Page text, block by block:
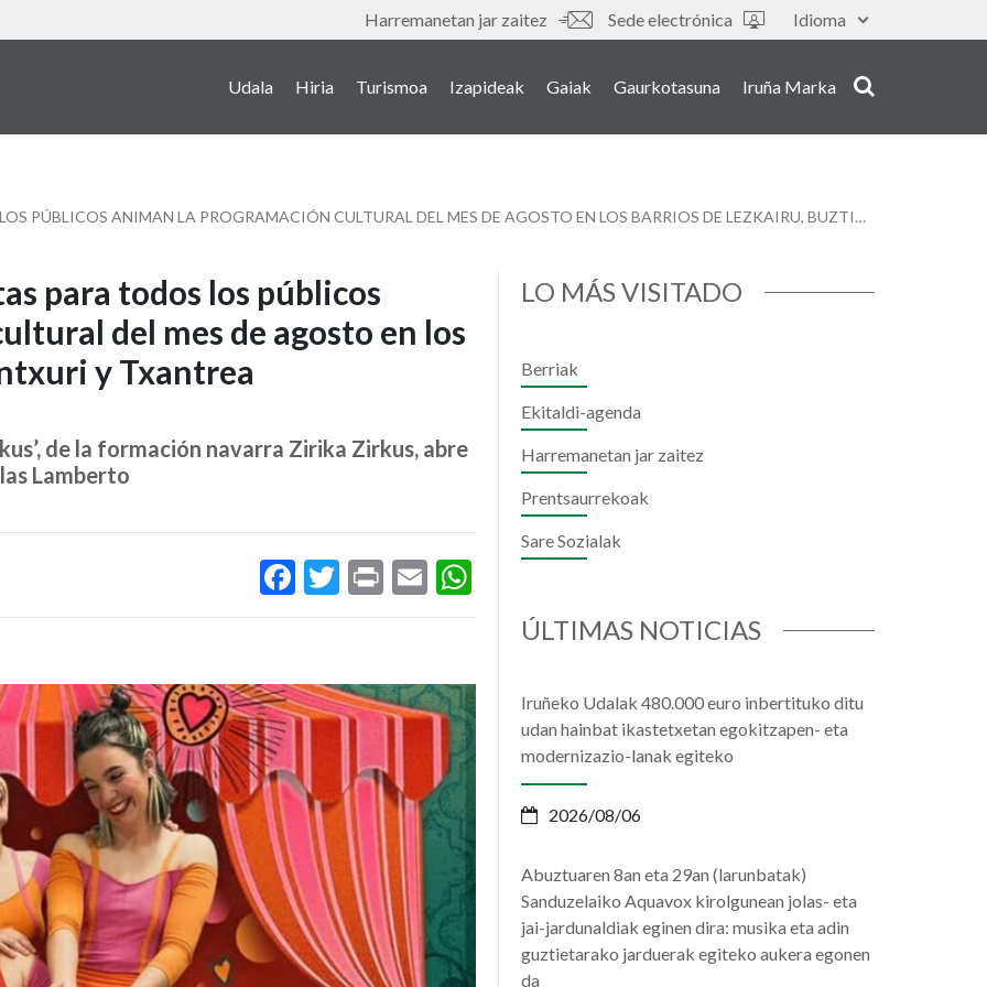
Idioma
Tresnak
Harremanetan jar zaitez Sede electrónica
Main
Udala Hiria Turismoa Izapideak Gaiak Gaurkotasuna Iruña Marka
NUEVE ACTIVIDADES GRATUITAS PARA TODOS LOS PÚBLICOS ANIMAN LA PROGRAMACIÓN CULTURAL DEL MES DE AGOSTO EN LOS BARRIOS DE LEZKAIRU, BUZTINTXURI Y TXANTREA
para todos los públicos
del mes de agosto en los
y Txantrea
de la formación navarra Zirika Zirkus, abre
Lamberto
Facebook
Twitter
PrintEmailWhatsApp
LO MÁS VISITADO
Berriak
Ekitaldi-agenda
Harremanetan jar zaitez
Prentsaurrekoak
Sare Sozialak
ÚLTIMAS NOTICIAS
Iruñeko Udalak 480.000 euro inbertituko ditu
udan hainbat ikastetxetan egokitzapen- eta
modernizazio-lanak egiteko
2026/08/06
Abuztuaren 8an eta 29an (larunbatak)
Sanduzelaiko Aquavox kirolgunean jolas- eta
jai-jardunaldiak eginen dira: musika eta adin
guztietarako jarduerak egiteko aukera egonen
da